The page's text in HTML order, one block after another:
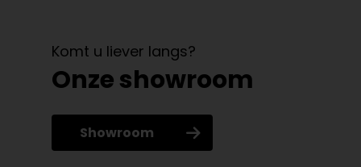
Komt u liever langs?
Onze showroom
Showroom